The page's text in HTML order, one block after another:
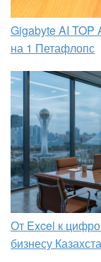
Gigabyte AI TOP
на 1 Петафлопс
От Excel к
бизнесу